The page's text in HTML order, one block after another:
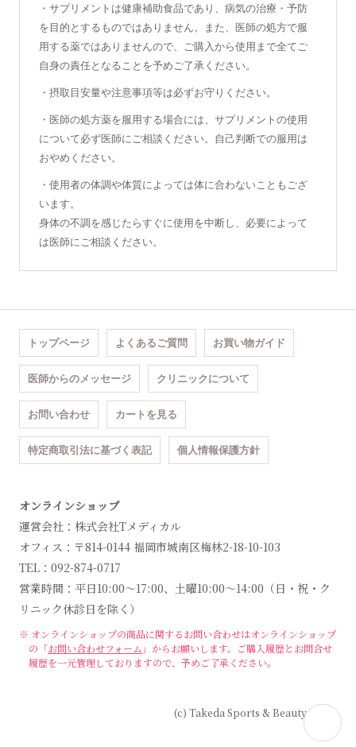
・サプリメントは健康補助食品であり、病気の治療・予防
を目的とするものではありません。また、医師の処方で服
用する薬ではありませんので、ご購入から使用まで全てご
自身の責任となることを予めご了承ください。
・摂取目安量や注意事項等は必ずお守りください。
・医師の処方薬を服用する場合には、サプリメントの使用
について必ず医師にご相談ください。自己判断での服用は
おやめください。
・使用者の体調や体質によっては体に合わないこともござ
います。
身体の不調を感じたらすぐに使用を中断し、必要によって
は医師にご相談ください。
トップページ よくあるご質問 お買い物ガイド
医師からのメッセージ クリニックについて
お問い合わせ カートを見る
特定商取引法に基づく表記 個人情報保護方針
オンラインショップ
運営会社：株式会社Tメディカル
オフィス：〒814-0144 福岡市城南区梅林2-18-10-103
TEL：092-874-0717
営業時間：平日10:00～17:00、土曜10:00～14:00（日・祝・ク
リニック休診日を除く）
※ オンラインショップの商品に関するお問い合わせはオンラインショップ
の「お問い合わせフォーム 」からお願いします。 ご購入履歴とお問合せ
履歴を一元管理しておりますので、予めご了承ください。
(c) Takeda Sports & Beauty Clinic